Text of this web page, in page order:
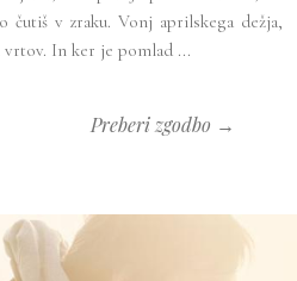
v zraku. Vonj aprilskega dežja,
vrtov. In ker je pomlad ...
Preberi zgodbo →